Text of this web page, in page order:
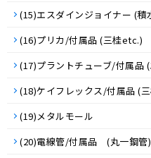
(15)エスダインジョイナー
(16)プリカ/付属品 (三桂etc.)
(17)プラントチューブ/付属品
(18)ケイフレックス/付属品 (
(19)メタルモール
(20)電線管/付属品 (丸一鋼管)